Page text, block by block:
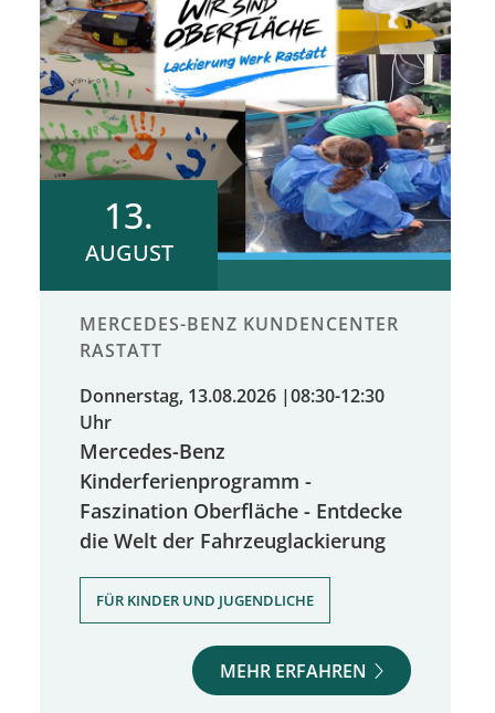
13.
AUGUST
MERCEDES-BENZ KUNDENCENTER
RASTATT
Donnerstag, 13.08.2026 |08:30-12:30
Uhr
Mercedes-Benz
Kinderferienprogramm -
Faszination Oberfläche - Entdecke
die Welt der Fahrzeuglackierung
FÜR KINDER UND JUGENDLICHE
MEHR ERFAHREN